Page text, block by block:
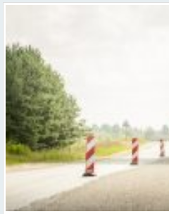
Vairākos valsts vietējo autoceļu